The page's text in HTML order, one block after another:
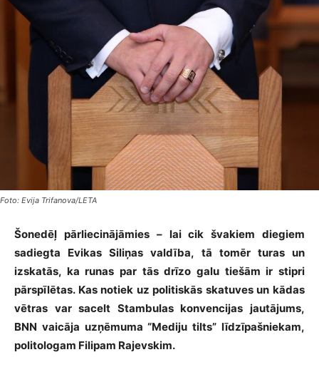
Foto: Evija Trifanova/LETA
Šonedēļ pārliecinājāmies – lai cik švakiem diegiem
sadiegta Evikas Siliņas valdība, tā tomēr turas un
izskatās, ka runas par tās drīzo galu tiešām ir stipri
pārspīlētas. Kas notiek uz politiskās skatuves un kādas
vētras var sacelt Stambulas konvencijas jautājums,
BNN vaicāja uzņēmuma “Mediju tilts” līdzīpašniekam,
politologam Filipam Rajevskim.